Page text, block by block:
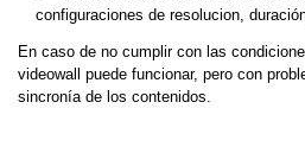
configuraciones de resolucion,
En caso de no cumplir con las
videowall puede funcionar, pero con
sincronía de los contenidos.